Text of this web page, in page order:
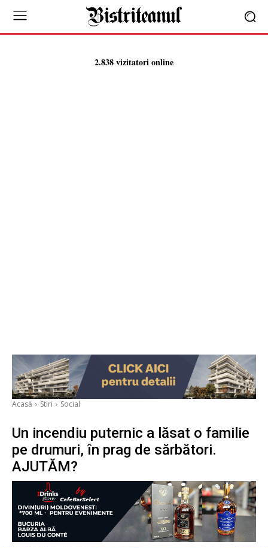
2.838 vizitatori online
Acasă Stiri Social
Un incendiu puternic a lăsat o familie
pe drumuri, în prag de sărbători.
AJUTĂM?